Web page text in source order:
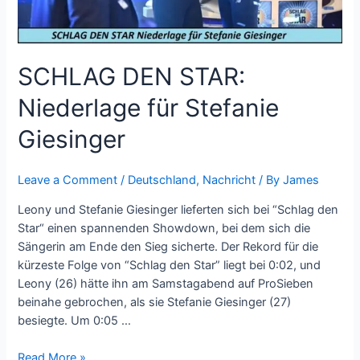
SCHLAG DEN STAR:
Niederlage für Stefanie
Giesinger
Leave a Comment / Deutschland, Nachricht / ByJames
Leony und Stefanie Giesinger lieferten sich bei “Schlag den
Star“ einen spannenden Showdown, bei dem sich die
Sängerin am Ende den Sieg sicherte. Der Rekord für die
kürzeste Folge von “Schlag den Star” liegt bei 0:02, und
Leony (26) hätte ihn am Samstagabend auf ProSieben
beinahe gebrochen, als sie Stefanie Giesinger (27)
besiegte. Um 0:05 …